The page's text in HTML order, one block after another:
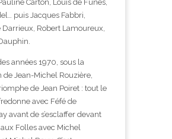
Carton, Louis de Funès,
puis Jacques Fabbri,
Robert Lamoureux,
années 1970, sous la
de Jean-Michel Rouzière,
de Jean Poiret : tout le
avec Féfé de
avant de s’esclaffer devant
aux Folles avec Michel